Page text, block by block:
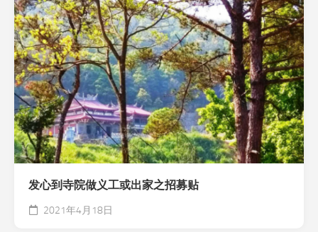
发心到寺院做义工或出家之招募贴
2021年4月18日